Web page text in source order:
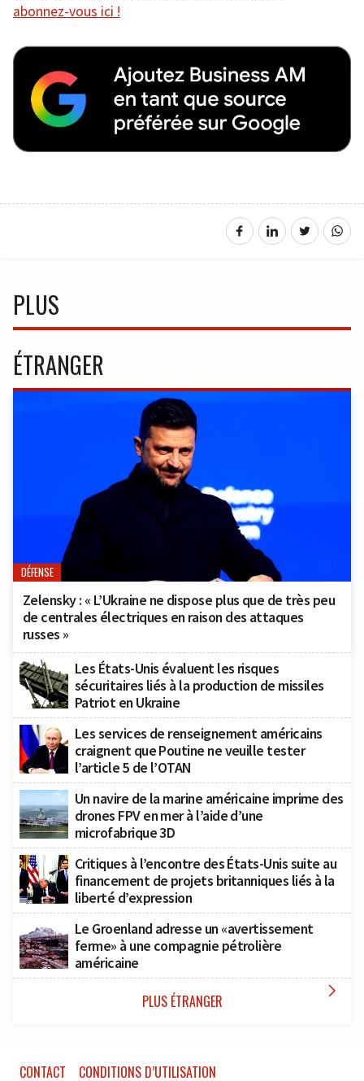
abonnez-vous ici !
PLUS
ÉTRANGER
DÉFENSE
Zelensky : « L’Ukraine ne dispose plus que de très peu
de centrales électriques en raison des attaques
russes »
Les États-Unis évaluent les risques
sécuritaires liés à la production de missiles
Patriot en Ukraine
Les services de renseignement américains
craignent que Poutine ne veuille tester
l’article 5 de l’OTAN
Un navire de la marine américaine imprime des
drones FPV en mer à l’aide d’une
microfabrique 3D
Critiques à l’encontre des États-Unis suite au
financement de projets britanniques liés à la
liberté d’expression
Le Groenland adresse un «avertissement
ferme» à une compagnie pétrolière
américaine
PLUS ÉTRANGER 
CONTACT
CONDITIONS D’UTILISATION